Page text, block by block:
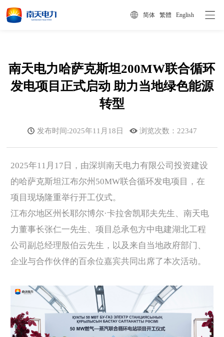
简体 繁體 English
南天电力哈萨克斯坦200MW联合循环
发电项目正式启动 助力当地绿色能源
转型
发布时间:2025年11月18日 浏览次数： 22347
2025年11月17日， 由深圳南天电力有限公司投资建设
的哈萨克斯坦江布尔州50MW联合循环发电项目，在
项目现场隆重举行开工仪式。
江布尔地区州长耶尔博尔·卡拉舍凯耶夫先生、南天电
力董事长张仁一先生、项目总承包方中电建湖北工程
公司副总经理殷伯云先生， 以及来自当地政府部门、
企业与合作伙伴的百余位嘉宾共同出席了本次活动。